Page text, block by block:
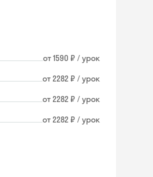
от 1590 ₽ / урок
от 2282 ₽ / урок
от 2282 ₽ / урок
от 2282 ₽ / урок